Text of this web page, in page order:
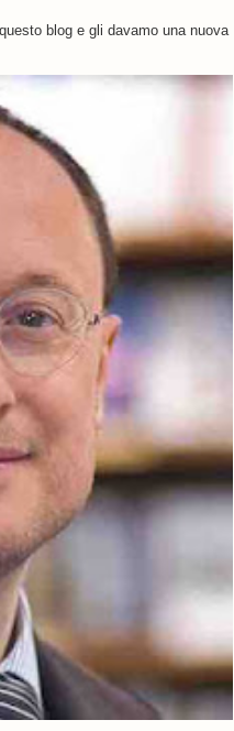
blog e gli davamo una nuova